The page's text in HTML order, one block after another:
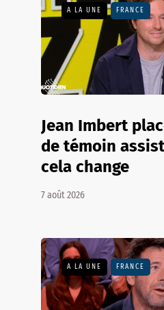
A LA UNE FRANCE
Jean Imbert
de témoin
cela change
7 août 2026
A LA UNE FRANCE